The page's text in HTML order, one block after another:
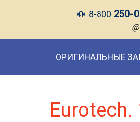
8-800 250-
@
ОРИГИНАЛЬНЫЕ
Eurotech.